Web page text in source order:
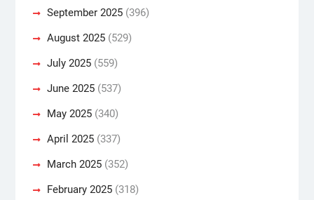
September 2025(396)
August 2025(529)
July 2025(559)
June 2025(537)
May 2025(340)
April 2025(337)
March 2025(352)
February 2025(318)